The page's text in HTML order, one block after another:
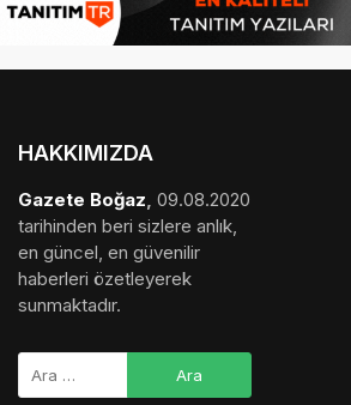
HAKKIMIZDA
Gazete Boğaz, 09.08.2020
tarihinden beri sizlere anlık,
en güncel, en güvenilir
haberleri özetleyerek
sunmaktadır.